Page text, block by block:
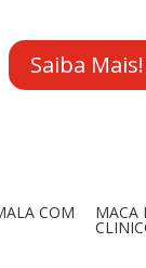
Saiba Mais!
COM MACA